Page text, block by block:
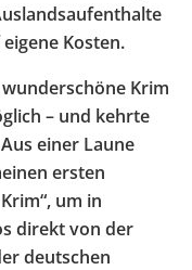
Kosten.
Krim
– und kehrte
einer Laune
ersten
um in
direkt von der
deutschen